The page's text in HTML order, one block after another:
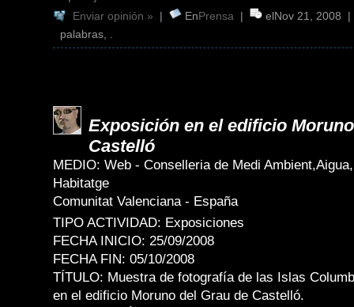
Enviar opinión » | EnPrensa |
elNov 21, 2008
palabras, .
Exposición en el edificio
Castelló
MEDIO: Web - Conselleria de Medi
Habitatge
Comunitat Valenciana - España
TIPO ACTIVIDAD: Exposiciones
FECHA INICIO: 25/09/2008
FECHA FIN: 05/10/2008
TÍTULO: Muestra de fotografía de las Islas
en el edificio Moruno del Grau de Castelló.